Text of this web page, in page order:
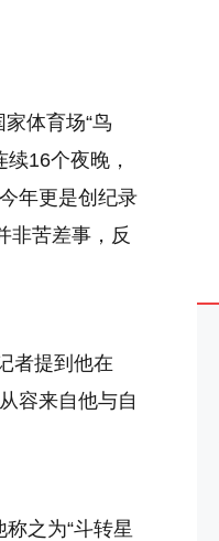
体育场“鸟
16个夜晚，
年更是创纪录
非苦差事，反
者提到他在
容来自他与自
之为“斗转星